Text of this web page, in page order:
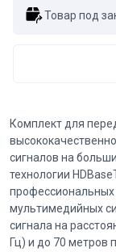
Товар под
Комплект для
сигналов на
технологии
мультимедийных
сигнала на
Гц) и до 70 метров